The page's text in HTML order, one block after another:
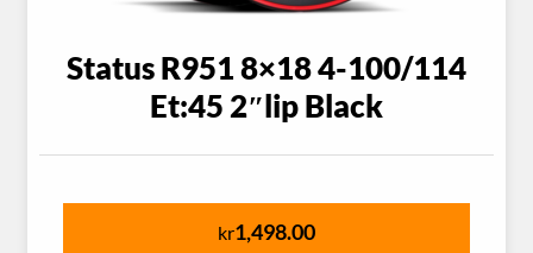
Status R951 8×18 4-100/114
Et:45 2″lip Black
kr1,498.00